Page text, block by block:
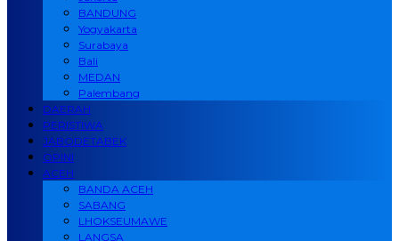
BANDUNG
Yogyakarta
Surabaya
Bali
MEDAN
Palembang
DAERAH
PERISTIWA
JABODETABEK
OPINI
ACEH
BANDA ACEH
SABANG
LHOKSEUMAWE
LANGSA